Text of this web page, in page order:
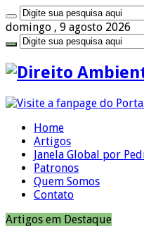
domingo , 9 agosto 2026
Home
Artigos
Janela Global por
Patronos
Quem Somos
Contato
Artigos em Destaque